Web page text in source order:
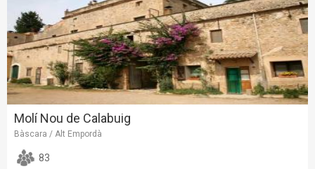
Molí Nou de Calabuig
Bàscara / Alt Empordà
83